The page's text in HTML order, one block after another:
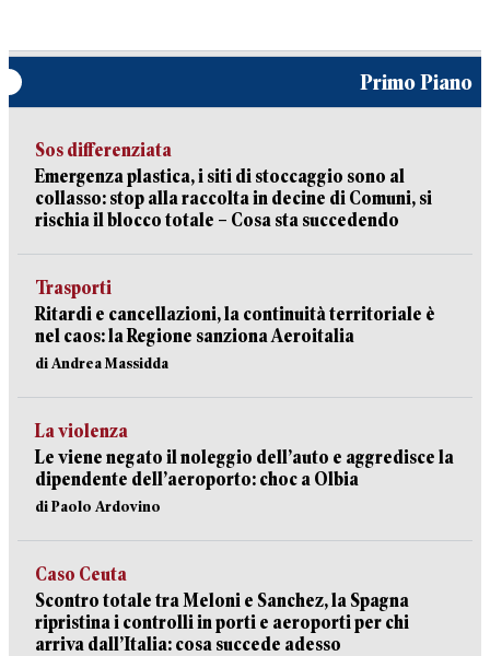
Primo Piano
Sos differenziata
Emergenza plastica, i siti di stoccaggio sono al
collasso: stop alla raccolta in decine di Comuni, si
rischia il blocco totale – Cosa sta succedendo
Trasporti
Ritardi e cancellazioni, la continuità territoriale è
nel caos: la Regione sanziona Aeroitalia
di Andrea Massidda
La violenza
Le viene negato il noleggio dell’auto e aggredisce la
dipendente dell’aeroporto: choc a Olbia
di Paolo Ardovino
Caso Ceuta
Scontro totale tra Meloni e Sanchez, la Spagna
ripristina i controlli in porti e aeroporti per chi
arriva dall’Italia: cosa succede adesso